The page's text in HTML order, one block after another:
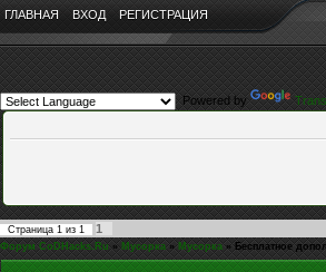
ГЛАВНАЯ ВХОД РЕГИСТРАЦИЯ
Powered by
Страница 1 из 1 1
Форум CoDHacks.Ru » Мусорка » Мусорка » Бесплатное